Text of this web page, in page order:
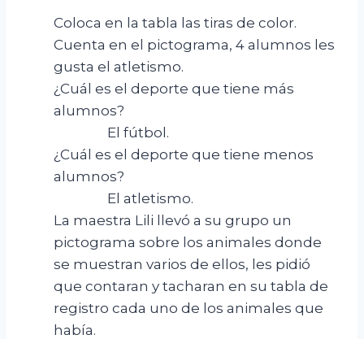
Coloca en la tabla las tiras de color.
Cuenta en el pictograma, 4 alumnos les
gusta el atletismo.
¿Cuál es el deporte que tiene más
alumnos?
El fútbol.
¿Cuál es el deporte que tiene menos
alumnos?
El atletismo.
La maestra Lili llevó a su grupo un
pictograma sobre los animales donde
se muestran varios de ellos, les pidió
que contaran y tacharan en su tabla de
registro cada uno de los animales que
había.